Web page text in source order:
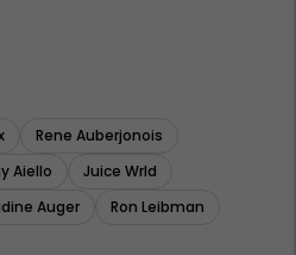
Rene Auberjonois
Aiello
Juice Wrld
Auger
Ron Leibman